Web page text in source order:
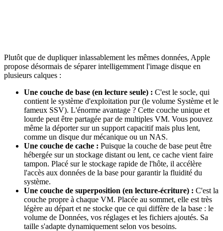
Plutôt que de dupliquer inlassablement les mêmes données, Apple
propose désormais de séparer intelligemment l'image disque en
plusieurs calques :
Une couche de base (en lecture seule) : C'est le socle, qui
contient le système d'exploitation pur (le volume Système et le
fameux SSV). L'énorme avantage ? Cette couche unique et
lourde peut être partagée par de multiples VM. Vous pouvez
même la déporter sur un support capacitif mais plus lent,
comme un disque dur mécanique ou un NAS.
Une couche de cache : Puisque la couche de base peut être
hébergée sur un stockage distant ou lent, ce cache vient faire
tampon. Placé sur le stockage rapide de l'hôte, il accélère
l'accès aux données de la base pour garantir la fluidité du
système.
Une couche de superposition (en lecture-écriture) : C'est la
couche propre à chaque VM. Placée au sommet, elle est très
légère au départ et ne stocke que ce qui diffère de la base : le
volume de Données, vos réglages et les fichiers ajoutés. Sa
taille s'adapte dynamiquement selon vos besoins.